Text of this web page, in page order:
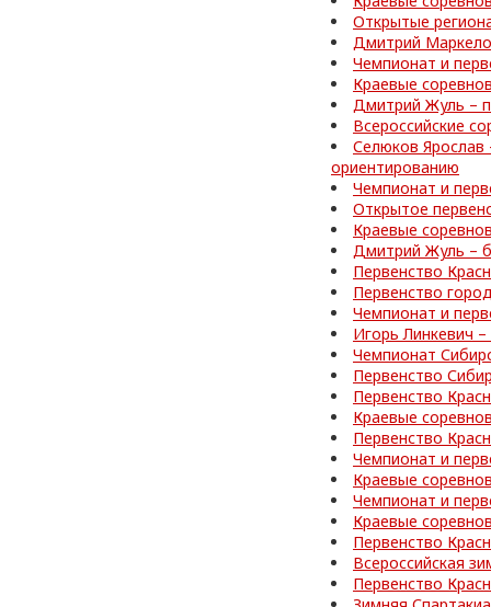
Открытые
Дмитрий
Чемпионат и
Краевые
Дмитрий Жуль –
Всероссийские
Селюков Ярослав
ориентированию
Чемпионат и
Открытое
Краевые
Дмитрий Жуль –
Первенство
Первенство
Чемпионат и
Игорь Линкевич
Чемпионат
Первенство
Первенство
Краевые
Первенство
Чемпионат и
Краевые
Чемпионат и
Краевые
Первенство
Всероссийская
Первенство